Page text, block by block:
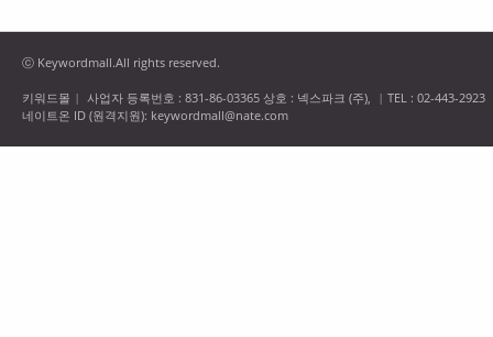
ⓒ Keywordmall.All rights reserved.
키워드몰 | 사업자 등록번호 : 831-86-03365 상호 : 넥스파크 (주), | TEL : 02-443-2923
네이트온 ID (원격지원): keywordmall@nate.com